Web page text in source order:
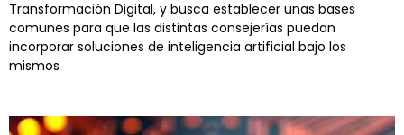
Transformación Digital, y busca establecer unas bases
comunes para que las distintas consejerías puedan
incorporar soluciones de inteligencia artificial bajo los
mismos